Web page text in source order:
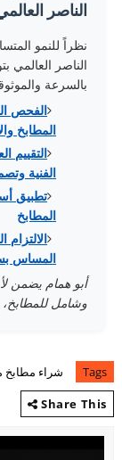
الناصر
نظراً للنمو
الناصر
بالسرعة
الفحص
المطابخ
التقييم
الفنية
تطبيق
المطابخ
المساس
أبو همام يضمن
وشامل
Tags
شراء مطابخ
Share This